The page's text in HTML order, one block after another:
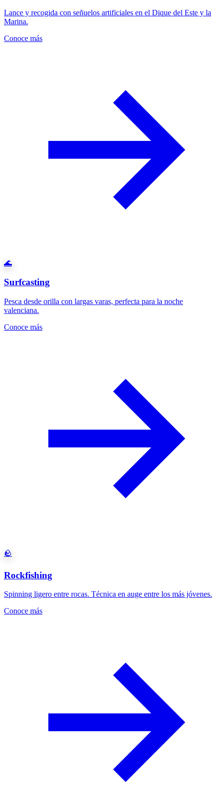
Lance y recogida con señuelos artificiales en el Dique del Este y la
Marina.
Conoce más
🌊
Surfcasting
Pesca desde orilla con largas varas, perfecta para la noche
valenciana.
Conoce más
🪨
Rockfishing
Spinning ligero entre rocas. Técnica en auge entre los más jóvenes.
Conoce más